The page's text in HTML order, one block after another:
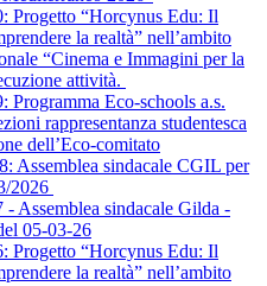
Progetto “Horcynus Edu: Il
la realtà” nell’ambito
“Cinema e Immagini per la
attività.
Programma Eco-schools a.s.
rappresentanza studentesca
dell’Eco-comitato
Assemblea sindacale CGIL per
2026
- Assemblea sindacale Gilda -
05-03-26
Progetto “Horcynus Edu: Il
la realtà” nell’ambito